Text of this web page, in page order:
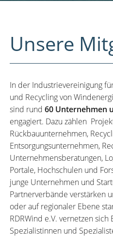
Unsere
In der Industrievereinigung
und Recycling von
sind rund 60 Unternehmen
engagiert. Dazu zählen
Rückbauunternehmen,
Entsorgungsunternehmen,
Unternehmensberatungen,
Portale, Hochschulen und
junge Unternehmen und
Partnerverbände verstärken
oder auf regionaler Ebene
RDRWind e.V. vernetzen
Spezialistinnen und